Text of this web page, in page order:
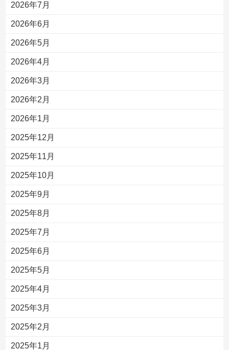
2026年7月
2026年6月
2026年5月
2026年4月
2026年3月
2026年2月
2026年1月
2025年12月
2025年11月
2025年10月
2025年9月
2025年8月
2025年7月
2025年6月
2025年5月
2025年4月
2025年3月
2025年2月
2025年1月